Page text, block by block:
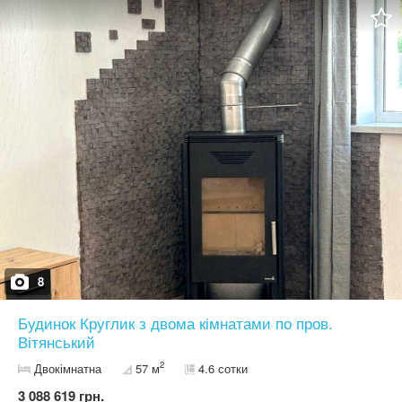
— 89 м: * жила частина — кухня зі столовою, спальня, санвузол
* нежила частина — кладова та погріб, який використовується
як бомбосховище * газ і власне газове опалення •Навіс для
паркування на 2 авто •Ділянка — 21 сотка, сад і зелена
територія Розташування — глибоко в сосновому лісі, далеко від
очей і трас.
8
Будинок Круглик з двома кімнатами по пров.
Вітянський
Двокімнатна 57 м2 4.6 сотки
3 088 619 грн.